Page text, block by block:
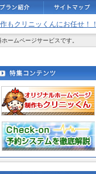
もクリニッくんにお任せ！！
ームページサービスです。